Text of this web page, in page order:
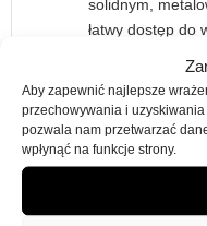
Aby zapewnić najlepsze
przechowywania i
pozwala nam przetwarzać
wpłynąć na funkcje strony.
solidnym,
łatwy dostęp do
półki,
naczyń,
kuchennych.
Zawiasy:
Łatwy